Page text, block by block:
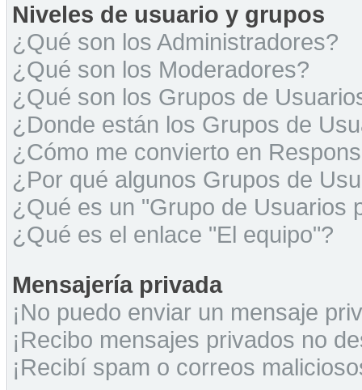
Niveles de usuario y grupos
¿Qué son los Administradores?
¿Qué son los Moderadores?
¿Qué son los Grupos de
¿Donde están los Grupos de
¿Cómo me convierto en
¿Por qué algunos Grupos de
¿Qué es un "Grupo de Usuarios
¿Qué es el enlace "El equipo"?
Mensajería privada
¡No puedo enviar un mensaje
¡Recibo mensajes privados no
¡Recibí spam o correos